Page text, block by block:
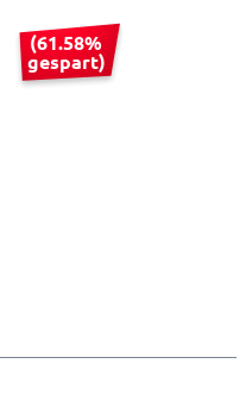
(61.58%
gespart)